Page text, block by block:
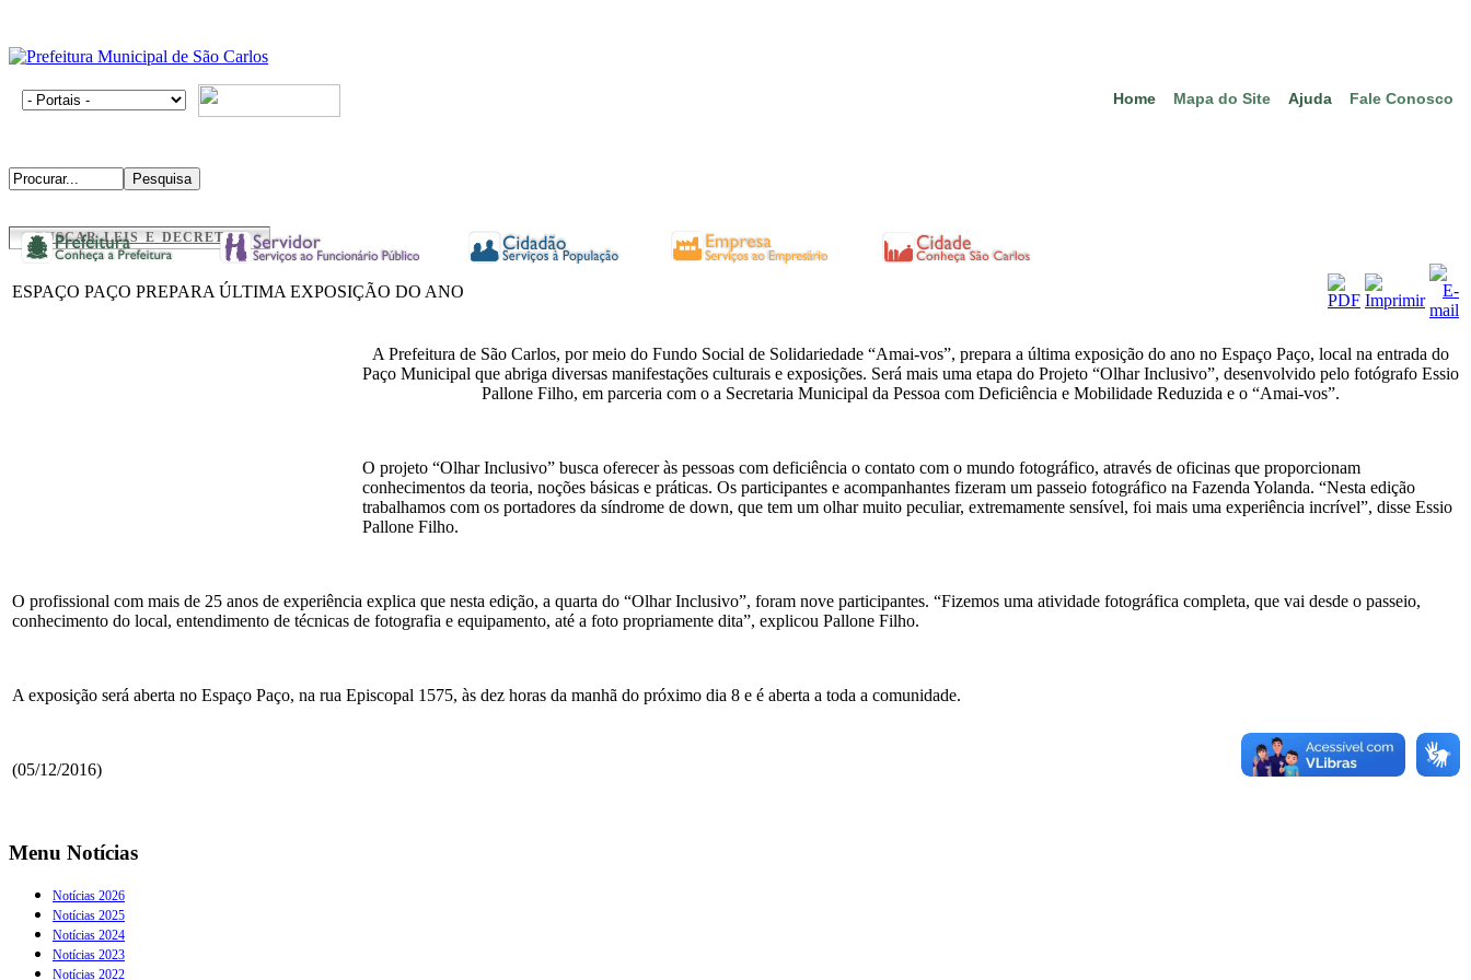
Home Mapa do Site Ajuda Fale Conosco
BUSCAR LEIS E DECRETOS
ESPAÇO PAÇO PREPARA ÚLTIMA EXPOSIÇÃO DO ANO
A Prefeitura de São Carlos, por meio do Fundo Social de Solidariedade “Amai-vos”, prepara a última exposição do ano no Espaço Paço, local na entrada do
Paço Municipal que abriga diversas manifestações culturais e exposições. Será mais uma etapa do Projeto “Olhar Inclusivo”, desenvolvido pelo fotógrafo Essio
Pallone Filho, em parceria com o a Secretaria Municipal da Pessoa com Deficiência e Mobilidade Reduzida e o “Amai-vos”.
O projeto “Olhar Inclusivo” busca oferecer às pessoas com deficiência o contato com o mundo fotográfico, através de oficinas que proporcionam
conhecimentos da teoria, noções básicas e práticas. Os participantes e acompanhantes fizeram um passeio fotográfico na Fazenda Yolanda. “Nesta edição
trabalhamos com os portadores da síndrome de down, que tem um olhar muito peculiar, extremamente sensível, foi mais uma experiência incrível”, disse Essio
Pallone Filho.
O profissional com mais de 25 anos de experiência explica que nesta edição, a quarta do “Olhar Inclusivo”, foram nove participantes. “Fizemos uma atividade fotográfica completa, que vai desde o passeio,
conhecimento do local, entendimento de técnicas de fotografia e equipamento, até a foto propriamente dita”, explicou Pallone Filho.
A exposição será aberta no Espaço Paço, na rua Episcopal 1575, às dez horas da manhã do próximo dia 8 e é aberta a toda a comunidade.
(05/12/2016)
Menu Notícias
Notícias 2026
Notícias 2025
Notícias 2024
Notícias 2023
Notícias 2022